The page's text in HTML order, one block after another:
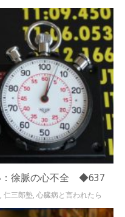
：徐脈の心不全 ◆637
,仁三郎塾,心臓病と言われたら